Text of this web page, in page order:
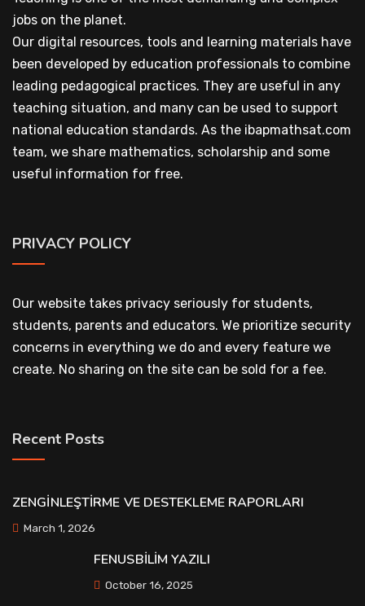
jobs on the planet.
Our digital resources, tools and learning materials have
been developed by education professionals to combine
leading pedagogical practices. They are useful in any
teaching situation, and many can be used to support
national education standards. As the ibapmathsat.com
team, we share mathematics, scholarship and some
useful information for free.
PRIVACY POLICY
Our website takes privacy seriously for students,
students, parents and educators. We prioritize security
concerns in everything we do and every feature we
create. No sharing on the site can be sold for a fee.
Recent Posts
ZENGİNLEŞTİRME VE DESTEKLEME RAPORLARI
March 1, 2026
FENUSBİLİM YAZILI
October 16, 2025